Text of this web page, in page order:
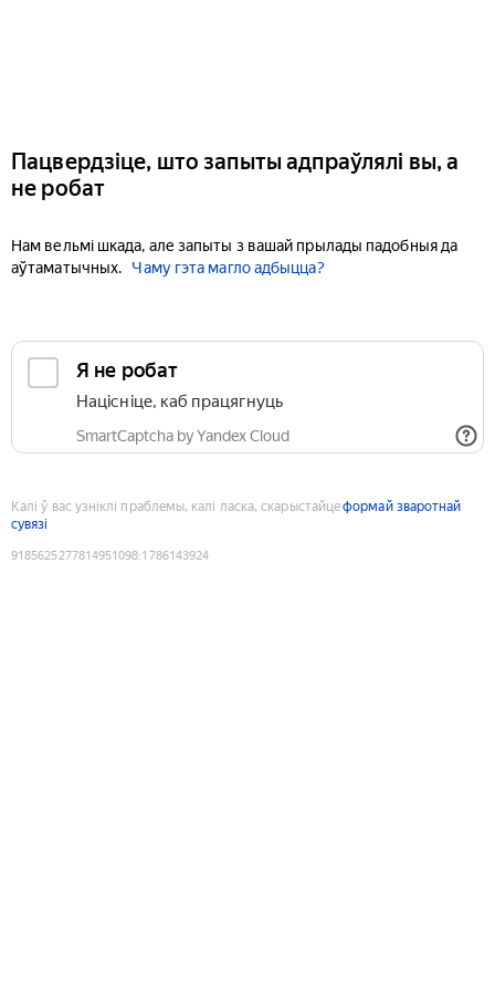
Пацвердзіце, што запыты адпраўлялі вы, а
не робат
Нам вельмі шкада, але запыты з вашай прылады падобныя да
аўтаматычных.
Чаму гэта магло адбыцца?
Я не робат
Націсніце, каб працягнуць
SmartCaptcha by Yandex Cloud
Калі ў вас узніклі праблемы, калі ласка, скарыстайцеформай зваротнай
сувязі
9185625277814951098:1786143924